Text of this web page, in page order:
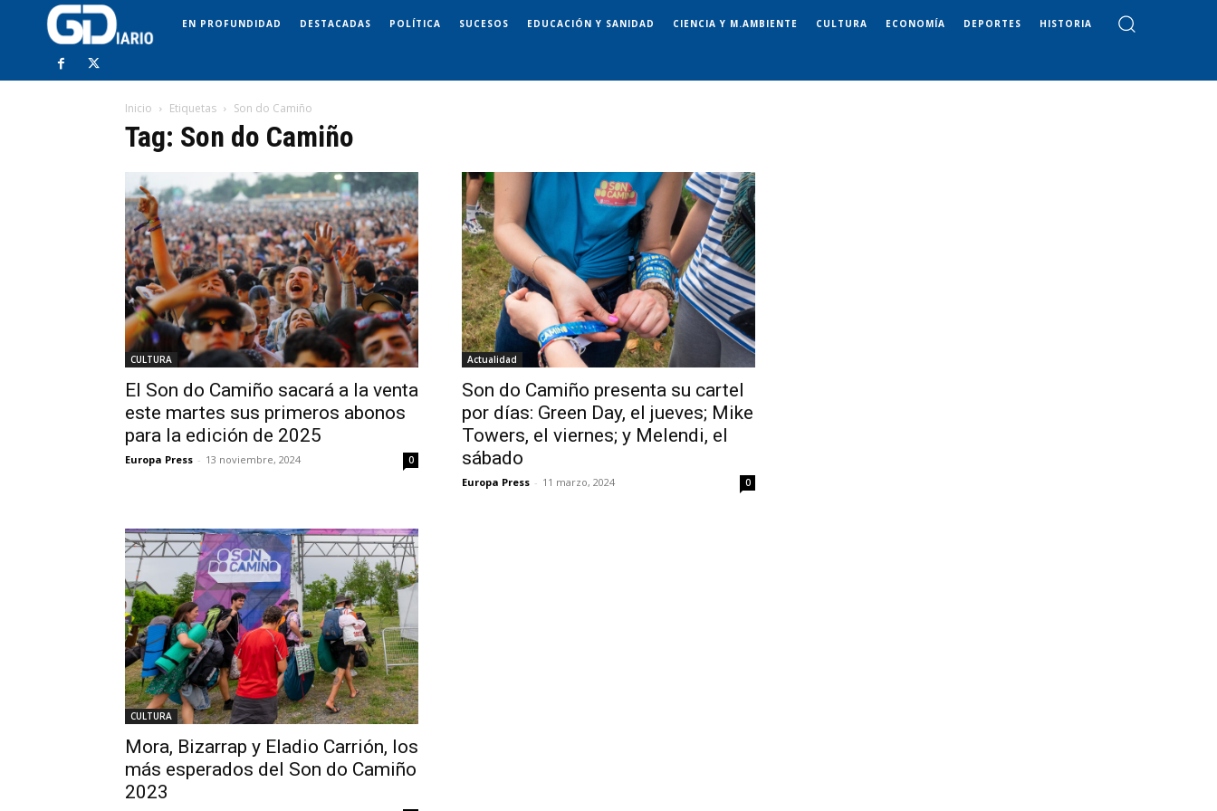
EN PROFUNDIDAD DESTACADAS POLÍTICA SUCESOS EDUCACIÓN Y SANIDAD CIENCIA Y M.AMBIENTE CULTURA ECONOMÍA DEPORTES HISTORIA
Inicio Etiquetas Son do Camiño
Tag: Son do Camiño
CULTURA
El Son do Camiño sacará a la venta
este martes sus primeros abonos
para la edición de 2025
Europa Press - 13 noviembre, 2024 0
Actualidad
Son do Camiño presenta su cartel
por días: Green Day, el jueves; Mike
Towers, el viernes; y Melendi, el
sábado
Europa Press - 11 marzo, 2024 0
CULTURA
Mora, Bizarrap y Eladio Carrión, los
más esperados del Son do Camiño
2023